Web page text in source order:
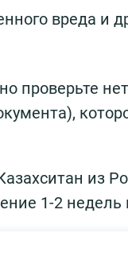
вреда и
проверьте
из
1-2 недель